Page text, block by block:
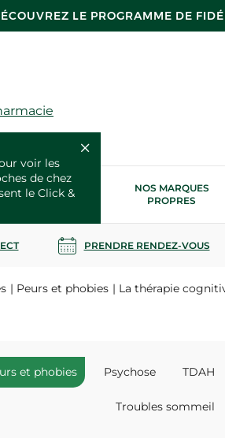
LE PROGRAMME DE
voir les
de chez
le Click &
SERVICES
NOS MARQUES
PROPRES
PRENDRE RENDEZ-VOUS
Peurs et phobies La thérapie
et phobies Psychose TDAH
Troubles sommeil